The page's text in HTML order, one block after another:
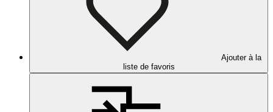
Ajouter à la
liste de favoris